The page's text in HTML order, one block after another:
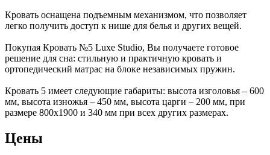
Кровать оснащена подъемным механизмом, что позволяет
легко получить доступ к нише для белья и других вещей.
Покупая Кровать №5 Luxe Studio, Вы получаете готовое
решение для сна: стильную и практичную кровать и
ортопедический матрас на блоке независимых пружин.
Кровать 5 имеет следующие габариты: высота изголовья – 600
мм, высота изножья – 450 мм, высота царги – 200 мм, при
размере 800х1900 и 340 мм при всех других размерах.
Цены